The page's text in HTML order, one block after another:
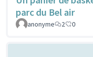
parc du Bel air
anonyme
2 0